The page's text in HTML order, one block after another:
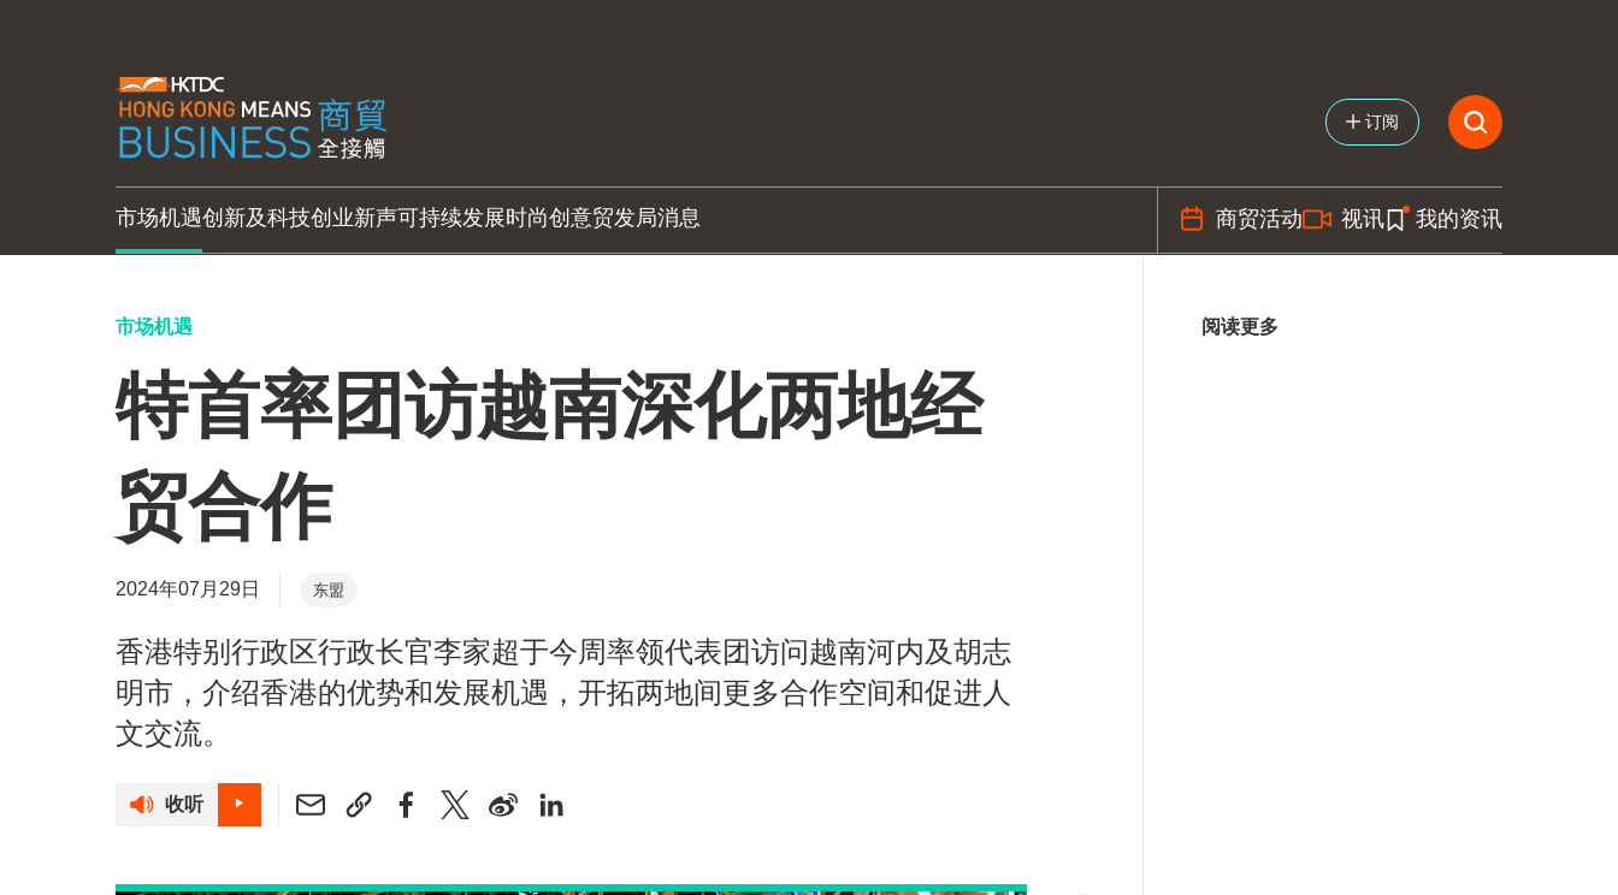
订阅
市场机遇创新及科技创业新声可持续发展时尚创意贸发局消息 商贸活动 视讯 我的资讯
市场机遇
特首率团访越南深化两地经
贸合作
2024年07月29日 东盟
香港特别行政区行政长官李家超于今周率领代表团访问越南河内及胡志
明市，介绍香港的优势和发展机遇，开拓两地间更多合作空间和促进人
文交流。
收听
阅读更多